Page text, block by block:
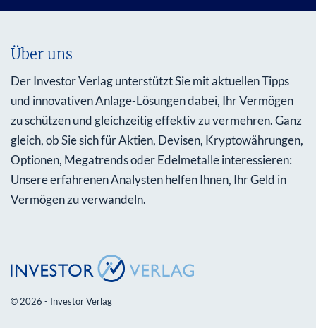
Über uns
Der Investor Verlag unterstützt Sie mit aktuellen Tipps
und innovativen Anlage-Lösungen dabei, Ihr Vermögen
zu schützen und gleichzeitig effektiv zu vermehren. Ganz
gleich, ob Sie sich für Aktien, Devisen, Kryptowährungen,
Optionen, Megatrends oder Edelmetalle interessieren:
Unsere erfahrenen Analysten helfen Ihnen, Ihr Geld in
Vermögen zu verwandeln.
© 2026 - Investor Verlag